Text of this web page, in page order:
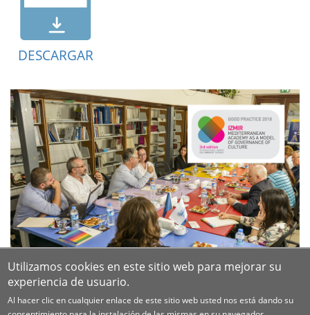
DESCARGAR
Utilizamos cookies en este sitio web para mejorar su
experiencia de usuario.
Al hacer clic en cualquier enlace de este sitio web usted nos está dando su